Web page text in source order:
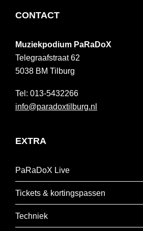
FOOTER
CONTACT
Muziekpodium PaRaDoX
Telegraafstraat 62
5038 BM Tilburg
013-5432266
info@paradoxtilburg.nl
EXTRA
PaRaDoX Live
Tickets & kortingspassen
Techniek